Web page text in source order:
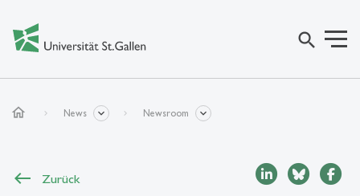
search
home News Newsroom
Zurück